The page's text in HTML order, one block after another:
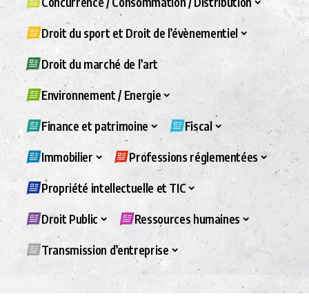
Droit du sport et Droit de l’évènementiel
Droit du marché de l’art
Environnement / Energie
Finance et patrimoine Fiscal
Immobilier Professions réglementées
Propriété intellectuelle et TIC
Droit Public Ressources humaines
Transmission d’entreprise